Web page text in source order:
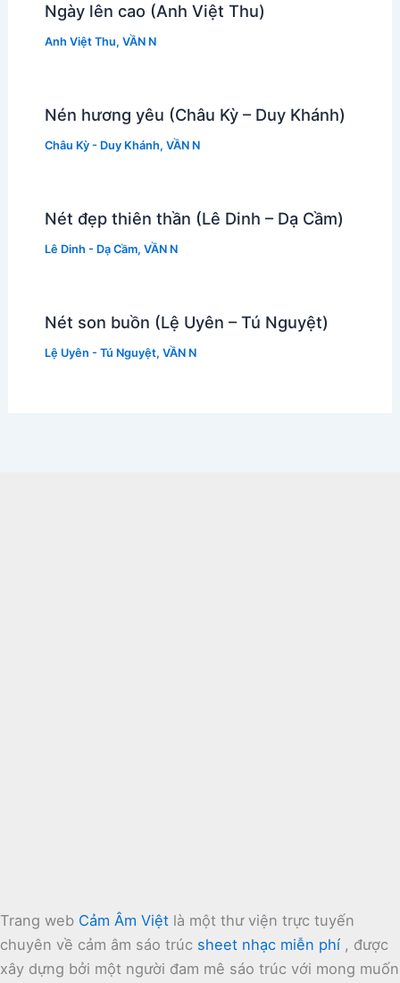
Ngày lên cao (Anh Việt Thu)
Anh Việt Thu, VẦN N
Nén hương yêu (Châu Kỳ – Duy Khánh)
Châu Kỳ - Duy Khánh, VẦN N
Nét đẹp thiên thần (Lê Dinh – Dạ Cầm)
Lê Dinh - Dạ Cầm, VẦN N
Nét son buồn (Lệ Uyên – Tú Nguyệt)
Lệ Uyên - Tú Nguyệt, VẦN N
Trang web Cảm Âm Việt là một thư viện trực tuyến
chuyên về cảm âm sáo trúc sheet nhạc miễn phí , được
xây dựng bởi một người đam mê sáo trúc với mong muốn